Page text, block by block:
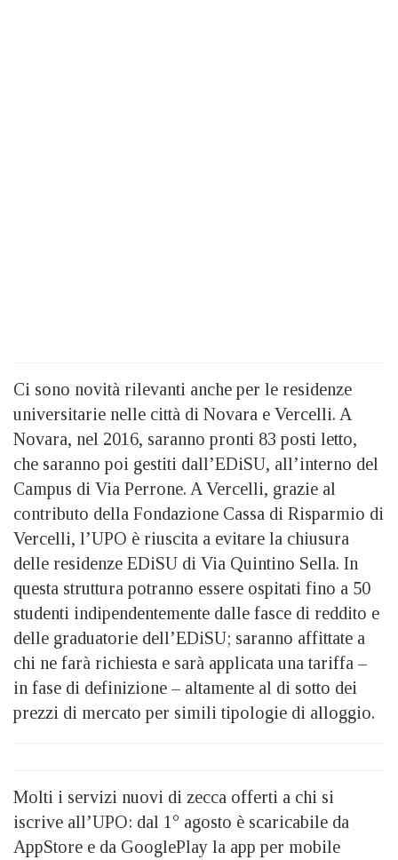
Ci sono novità rilevanti anche per le residenze
universitarie nelle città di Novara e Vercelli. A
Novara, nel 2016, saranno pronti 83 posti letto,
che saranno poi gestiti dall’EDiSU, all’interno del
Campus di Via Perrone. A Vercelli, grazie al
contributo della Fondazione Cassa di Risparmio di
Vercelli, l’UPO è riuscita a evitare la chiusura
delle residenze EDiSU di Via Quintino Sella. In
questa struttura potranno essere ospitati fino a 50
studenti indipendentemente dalle fasce di reddito e
delle graduatorie dell’EDiSU; saranno affittate a
chi ne farà richiesta e sarà applicata una tariffa –
in fase di definizione – altamente al di sotto dei
prezzi di mercato per simili tipologie di alloggio.
Molti i servizi nuovi di zecca offerti a chi si
iscrive all’UPO: dal 1° agosto è scaricabile da
AppStore e da GooglePlay la app per mobile